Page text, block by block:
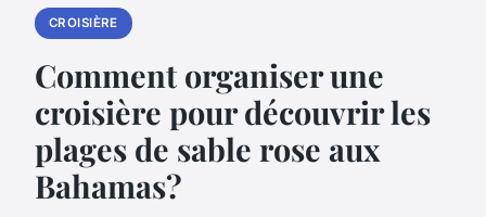
CROISIÈRE
Comment organiser une
croisière pour découvrir les
plages de sable rose aux
Bahamas?